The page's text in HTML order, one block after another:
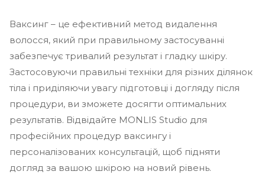
Ваксинг – це ефективний метод видалення
волосся, який при правильному застосуванні
забезпечує тривалий результат і гладку шкіру.
Застосовуючи правильні техніки для різних ділянок
тіла і приділяючи увагу підготовці і догляду після
процедури, ви зможете досягти оптимальних
результатів. Відвідайте MONLIS Studio для
професійних процедур ваксингу і
персоналізованих консультацій, щоб підняти
догляд за вашою шкірою на новий рівень.